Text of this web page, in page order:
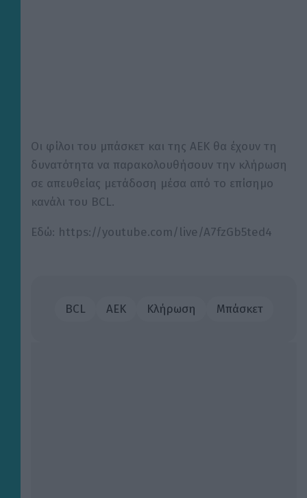
Οι φίλοι του μπάσκετ και της ΑΕΚ θα έχουν τη
δυνατότητα να παρακολουθήσουν την κλήρωση
σε απευθείας μετάδοση μέσα από το επίσημο
κανάλι του BCL.
Εδώ: https://youtube.com/live/A7fzGb5ted4
BCL ΑΕΚ Κλήρωση Μπάσκετ